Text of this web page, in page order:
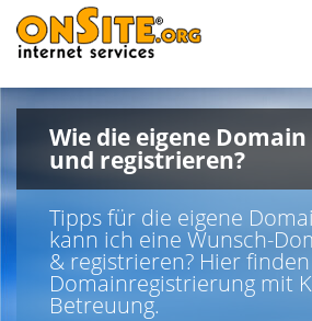
Wie die eigene
und registrieren?
Tipps für die eigene
kann ich eine Wunsch-
& registrieren? Hier finden
Domainregistrierung mit
Betreuung.